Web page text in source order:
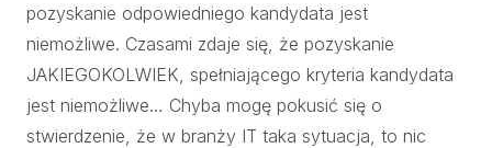
pozyskanie odpowiedniego kandydata jest
niemożliwe. Czasami zdaje się, że pozyskanie
JAKIEGOKOLWIEK, spełniającego kryteria kandydata
jest niemożliwe… Chyba mogę pokusić się o
stwierdzenie, że w branży IT taka sytuacja, to nic